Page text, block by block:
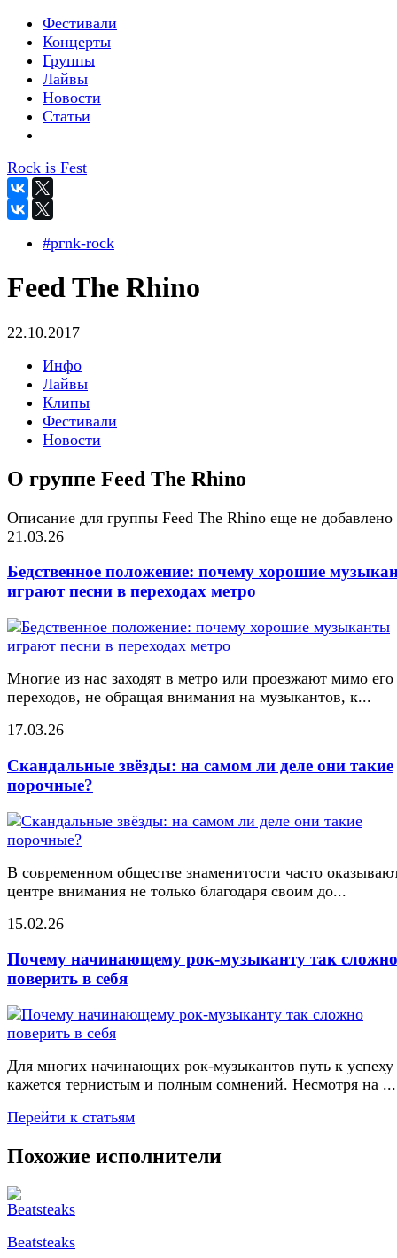
Фестивали
Концерты
Группы
Лайвы
Новости
Статьи
Rock is Fest
#pгnk-roсk
Feed The Rhino
22.10.2017
Инфо
Лайвы
Клипы
Фестивали
Новости
О группе Feed The Rhino
Описание для группы Feed The Rhino еще не добавлено
21.03.26
Бедственное положение: почему хорошие
играют песни в переходах метро
Многие из нас заходят в метро или проезжают мимо его
переходов, не обращая внимания на музыкантов, к...
17.03.26
Скандальные звёзды: на самом ли деле они такие
порочные?
В современном обществе знаменитости часто
центре внимания не только благодаря своим до...
15.02.26
Почему начинающему рок-музыканту так сложно
поверить в себя
Для многих начинающих рок-музыкантов путь к успеху
кажется тернистым и полным сомнений. Несмотря на ...
Перейти к статьям
Похожие исполнители
Beatsteaks